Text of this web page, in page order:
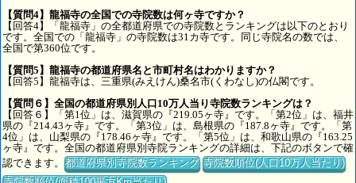
【質問4】龍福寺の全国での寺院数は何ヶ寺ですか？
【回答4】「龍福寺」の全都道府県での寺院数とランキングは以下のとおり
です。全国での「龍福寺」の寺院数は31カ寺です。同じ寺院名の数では、
全国で第360位です。
【質問5】龍福寺の都道府県名と市町村名はわかりますか？
【回答5】龍福寺は、三重県(みえけん)桑名市(くわなし)の仏閣です。
【質問６】全国の都道府県別人口10万人当り寺院数ランキングは？
【回答６】「第1位」は、滋賀県の『219.05ヶ寺』です。「第2位」は、福井
県の『214.43ヶ寺』です。「第3位」は、島根県の『187.8ヶ寺』です。「第
4位」は、山梨県の『178.46ヶ寺』です。「第5位」は、和歌山県の『163.25
ヶ寺』です。全国の都道府県別寺院ランキングの詳細は、下記のボタンで確
認できます。都道府県別寺院数ランキング 寺院数順位(人口10万人当たり)